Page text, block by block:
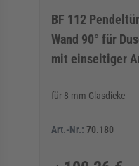
BF 112
Wand 90° für
mit einseitiger
für 8 mm Glasdicke
Art.-Nr.: 70.180